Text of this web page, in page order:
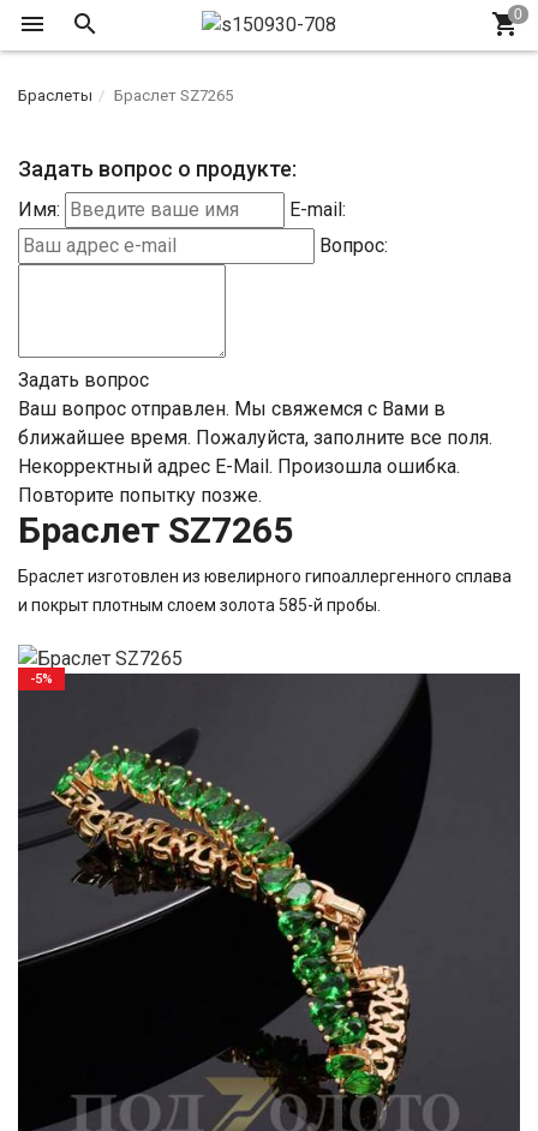
Браслеты Браслет SZ7265
Задать вопрос о продукте:
Имя:
E-mail:
Вопрос:
Задать вопрос
Ваш вопрос отправлен. Мы свяжемся с Вами в
ближайшее время. Пожалуйста, заполните все поля.
Некорректный адрес E-Mail. Произошла ошибка.
Повторите попытку позже.
Браслет SZ7265
Браслет изготовлен из ювелирного гипоаллергенного сплава
и покрыт плотным слоем золота 585-й пробы.
-5%